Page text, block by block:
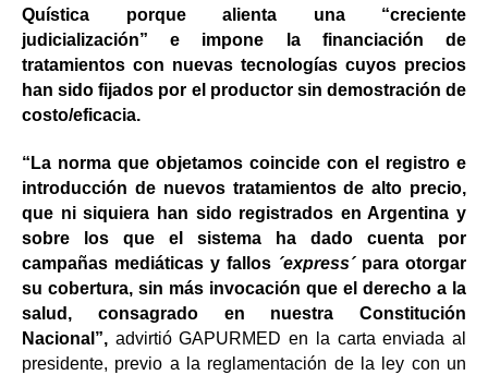
Quística porque alienta una “creciente
judicialización” e impone la financiación de
tratamientos con nuevas tecnologías cuyos precios
han sido fijados por el productor sin demostración de
costo/eficacia.
“La norma que objetamos coincide con el registro e
introducción de nuevos tratamientos de alto precio,
que ni siquiera han sido registrados en Argentina y
sobre los que el sistema ha dado cuenta por
campañas mediáticas y fallos ´express´para otorgar
su cobertura, sin más invocación que el derecho a la
salud, consagrado en nuestra Constitución
Nacional”, advirtió GAPURMED en la carta enviada al
presidente, previo a la reglamentación de la ley con un